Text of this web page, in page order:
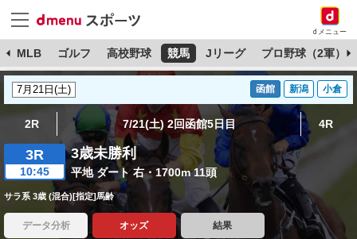
dメニュー
MLB ゴルフ 高校野球 競馬 Jリーグ プロ野球（2軍）
函館 新潟 小倉
2R 7/21(土) 2回函館5日目 4R
3R
10:45
3歳未勝利
平地 ダート 右・1700m 11頭
サラ系 3歳 (混合)[指定]馬齢
データ分析 オッズ 結果